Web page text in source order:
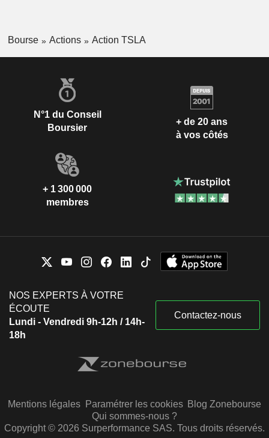
Bourse Actions Action TSLA
N°1 du Conseil
Boursier
+ de 20 ans
à vos côtés
+ 1 300 000
membres
NOS EXPERTS À VOTRE
ÉCOUTE
Lundi - Vendredi 9h-12h / 14h-
18h
Contactez-nous
Mentions légales Paramétrer les cookies Blog Zonebourse
Qui sommes-nous ?
Copyright © 2026 Surperformance SAS. Tous droits réservés.